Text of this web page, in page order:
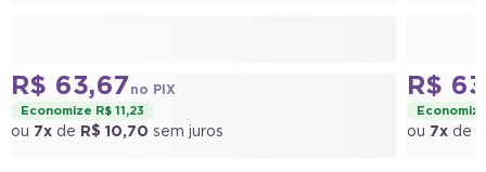
R$ 63,67 no PIX
Economize R$ 11,23
ou 7x de R$ 10,70 sem juros
R$
ou 7x de